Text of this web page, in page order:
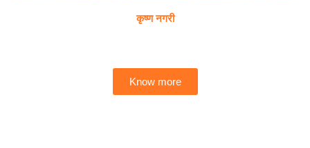
कृष्ण नगरी
Know more